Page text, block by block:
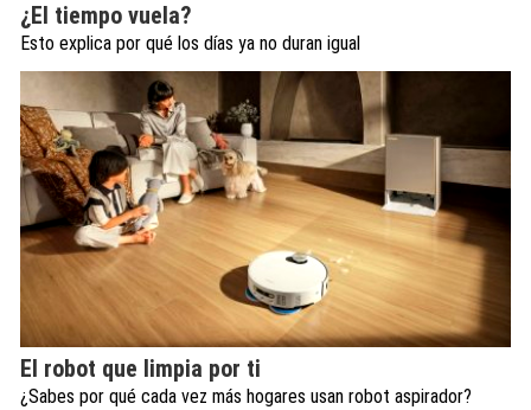
¿El tiempo vuela?
Esto explica por qué los días ya no duran igual
El robot que limpia por ti
¿Sabes por qué cada vez más hogares usan robot aspirador?